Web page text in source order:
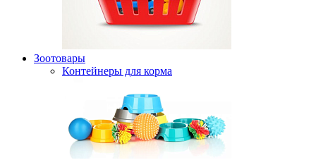
Зоотовары
Контейнеры для корма